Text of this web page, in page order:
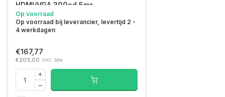
HDMI/VGA 300cd 5ms
Op voorraad
Op voorraad bij leverancier, levertijd 2 -
4 werkdagen
€167,77
€203,00 Incl. btw